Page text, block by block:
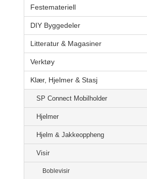
Festemateriell
DIY Byggedeler
Litteratur & Magasiner
Verktøy
Klær, Hjelmer & Stasj
SP Connect Mobilholder
Hjelmer
Hjelm & Jakkeoppheng
Visir
Boblevisir